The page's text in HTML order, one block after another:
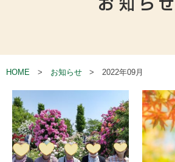
HOME お知らせ 2022年09月